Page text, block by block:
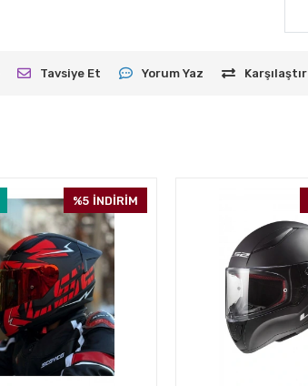
Tavsiye Et Yorum Yaz Karşılaştır
%5 İNDİRİM